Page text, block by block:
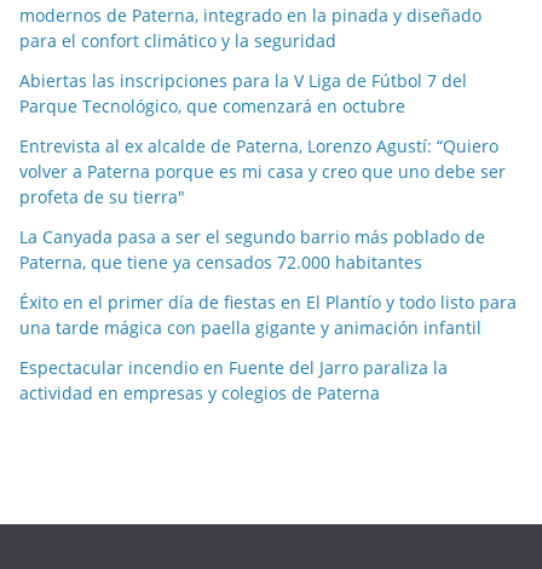
s
p
o
r
m
e
s
e
s
modernos de Paterna, integrado en la pinada y diseñado
para el confort climático y la seguridad
Abiertas las inscripciones para la V Liga de Fútbol 7 del
Parque Tecnológico, que comenzará en octubre
Entrevista al ex alcalde de Paterna, Lorenzo Agustí: “Quiero
volver a Paterna porque es mi casa y creo que uno debe ser
profeta de su tierra"
La Canyada pasa a ser el segundo barrio más poblado de
Paterna, que tiene ya censados 72.000 habitantes
Éxito en el primer día de fiestas en El Plantío y todo listo para
una tarde mágica con paella gigante y animación infantil
Espectacular incendio en Fuente del Jarro paraliza la
actividad en empresas y colegios de Paterna